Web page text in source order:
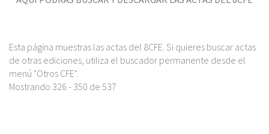
Esta página muestras las actas del 8CFE. Si quieres buscar actas
de otras ediciones, utiliza el buscador permanente desde el
menú "Otros CFE".
Mostrando 326 - 350 de 537